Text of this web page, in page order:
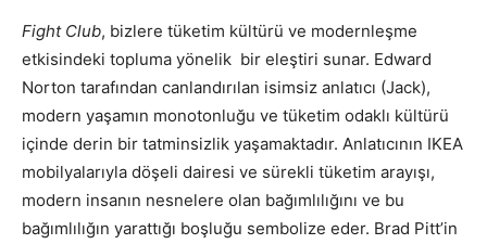
Fight Club, bizlere tüketim kültürü ve modernleşme
etkisindeki topluma yönelik bir eleştiri sunar. Edward
Norton tarafından canlandırılan isimsiz anlatıcı (Jack),
modern yaşamın monotonluğu ve tüketim odaklı kültürü
içinde derin bir tatminsizlik yaşamaktadır. Anlatıcının IKEA
mobilyalarıyla döşeli dairesi ve sürekli tüketim arayışı,
modern insanın nesnelere olan bağımlılığını ve bu
bağımlılığın yarattığı boşluğu sembolize eder. Brad Pitt’in